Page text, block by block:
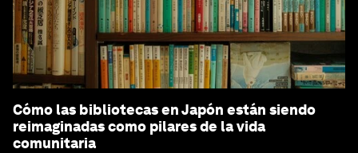
Cómo las bibliotecas en Japón están siendo
reimaginadas como pilares de la vida
comunitaria